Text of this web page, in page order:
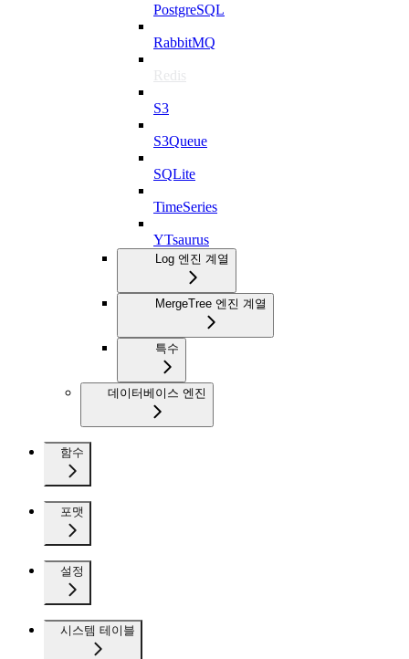
PostgreSQL
RabbitMQ
Redis
S3
S3Queue
SQLite
TimeSeries
YTsaurus
Log 엔진 계열
MergeTree 엔진 계열
특수
데이터베이스 엔진
함수
포맷
설정
시스템 테이블